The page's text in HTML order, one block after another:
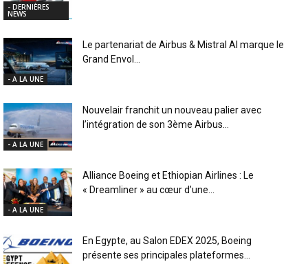
- DERNIÈRES
NEWS
- A LA UNE
Le partenariat de Airbus & Mistral AI marque le
Grand Envol...
- A LA UNE
Nouvelair franchit un nouveau palier avec
l’intégration de son 3ème Airbus...
- A LA UNE
Alliance Boeing et Ethiopian Airlines : Le
« Dreamliner » au cœur d’une...
En Egypte, au Salon EDEX 2025, Boeing
présente ses principales plateformes...